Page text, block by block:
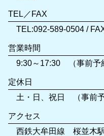
TEL／FAX
TEL:092-589-0504 /
営業時間
9:30～17:30 （事前予
定休日
土・日、祝日 （事前予
アクセス
西鉄大牟田線 桜並木